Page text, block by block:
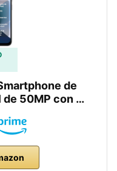
de
de 50MP con …